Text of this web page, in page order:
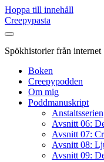
Hoppa till innehåll
Creepypasta
Spökhistorier från internet
Boken
Creepypodden
Om mig
Poddmanuskript
Anstaltsserien
Avsnitt 06:
Avsnitt 07:
Avsnitt 08:
Avsnitt 09: